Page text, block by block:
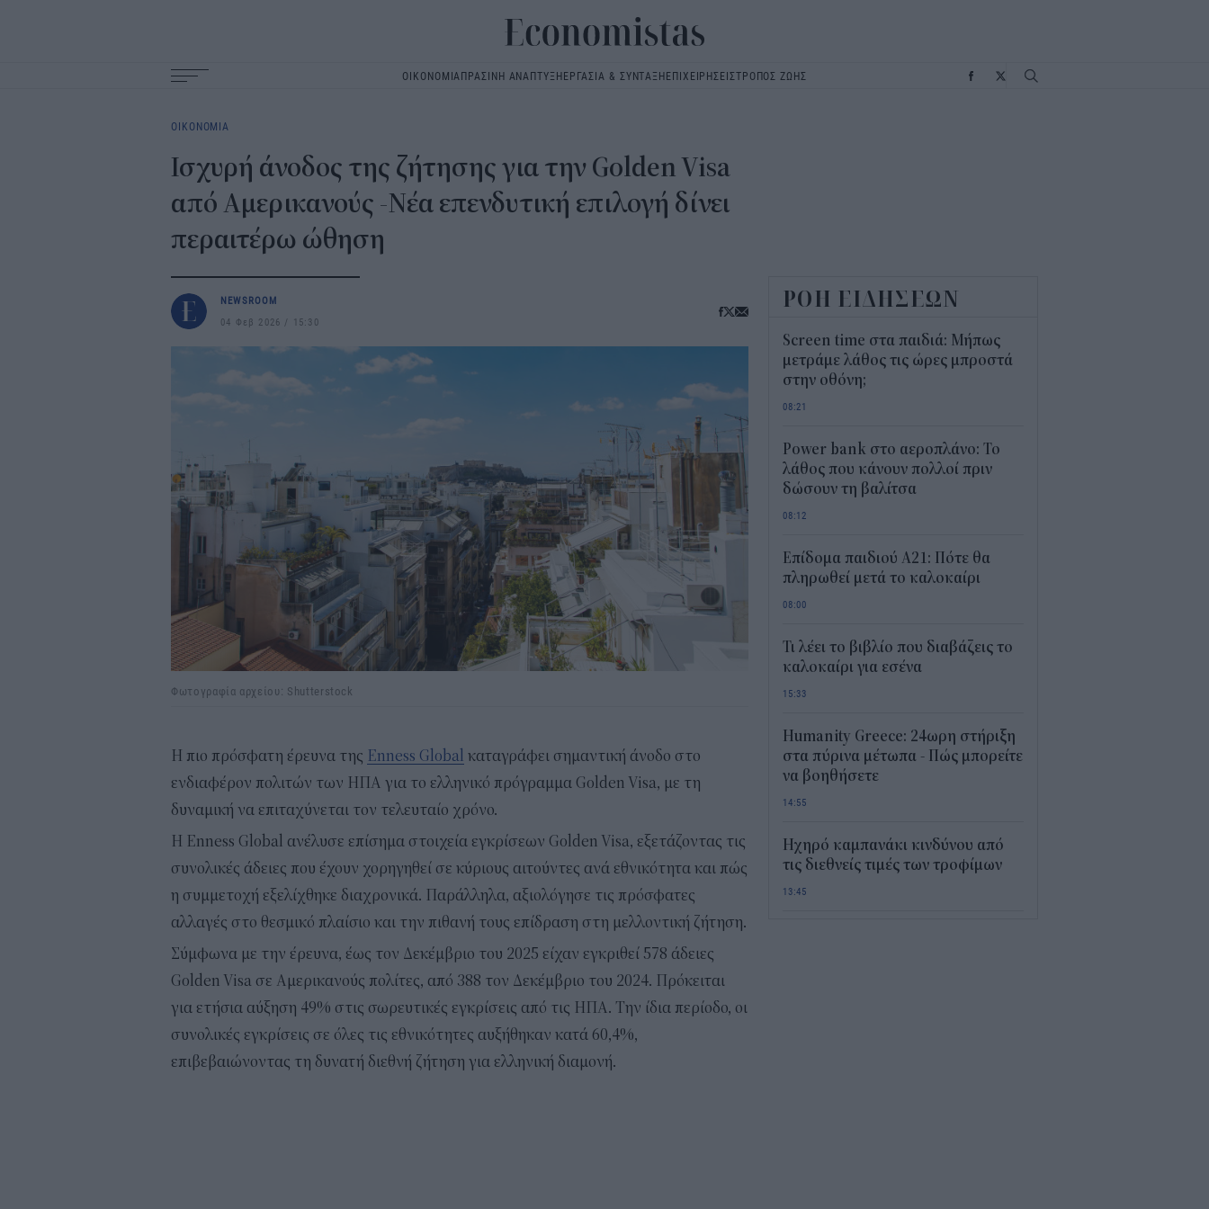
ΟΙΚΟΝΟΜΙΑΠΡΑΣΙΝΗ ΑΝΑΠΤΥΞΗΕΡΓΑΣΙΑ & ΣΥΝΤΑΞΗΕΠΙΧΕΙΡΗΣΕΙΣΤΡΟΠΟΣ ΖΩΗΣ
navigation
ΟΙΚΟΝΟΜΙΑ
Ισχυρή άνοδος της ζήτησης για την Golden Visa
από Αμερικανούς -Νέα επενδυτική επιλογή δίνει
περαιτέρω ώθηση
NEWSROOM
04 Φεβ 2026
15:30
Φωτογραφία αρχείου: Shutterstock
Η πιο πρόσφατη έρευνα της Enness Global καταγράφει σημαντική άνοδο στο
ενδιαφέρον πολιτών των ΗΠΑ για το ελληνικό πρόγραμμα Golden Visa, με τη
δυναμική να επιταχύνεται τον τελευταίο χρόνο.
Η Enness Global ανέλυσε επίσημα στοιχεία εγκρίσεων Golden Visa, εξετάζοντας τις
συνολικές άδειες που έχουν χορηγηθεί σε κύριους αιτούντες ανά εθνικότητα και πώς
η συμμετοχή εξελίχθηκε διαχρονικά. Παράλληλα, αξιολόγησε τις πρόσφατες
αλλαγές στο θεσμικό πλαίσιο και την πιθανή τους επίδραση στη μελλοντική ζήτηση.
Σύμφωνα με την έρευνα, έως τον Δεκέμβριο του 2025 είχαν εγκριθεί 578 άδειες
Golden Visa σε Αμερικανούς πολίτες, από 388 τον Δεκέμβριο του 2024. Πρόκειται
για ετήσια αύξηση 49% στις σωρευτικές εγκρίσεις από τις ΗΠΑ. Την ίδια περίοδο, οι
συνολικές εγκρίσεις σε όλες τις εθνικότητες αυξήθηκαν κατά 60,4%,
επιβεβαιώνοντας τη δυνατή διεθνή ζήτηση για ελληνική διαμονή.
ΡΟΗ ΕΙΔΗΣΕΩΝ
Screen time στα παιδιά: Μήπως
μετράμε λάθος τις ώρες μπροστά
στην οθόνη;
08:21
Power bank στο αεροπλάνο: Το
λάθος που κάνουν πολλοί πριν
δώσουν τη βαλίτσα
08:12
Επίδομα παιδιού Α21: Πότε θα
πληρωθεί μετά το καλοκαίρι
08:00
Τι λέει το βιβλίο που διαβάζεις το
καλοκαίρι για εσένα
15:33
Humanity Greece: 24ωρη στήριξη
στα πύρινα μέτωπα - Πώς μπορείτε
να βοηθήσετε
14:55
Ηχηρό καμπανάκι κινδύνου από
τις διεθνείς τιμές των τροφίμων
13:45